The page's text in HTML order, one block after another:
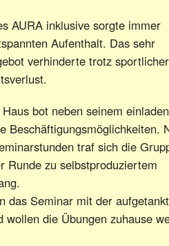
AURA inklusive sorgte immer
Aufenthalt. Das sehr
verhinderte trotz sportlicher
bot neben seinem
Beschäftigungsmöglichkeiten.
traf sich die
Runde zu selbstproduziertem
das Seminar mit der
wollen die Übungen zuhause